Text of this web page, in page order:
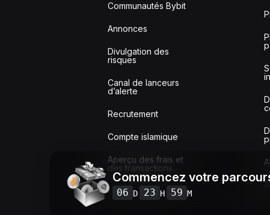
Communautés Bybit
Annonces
Divulgation des
risques
Canal de lanceurs
d’alerte
Recrutement
Compte islamique
Aperçu des frais et
des transactions
Commencez votre
06 D 23 H 59 M